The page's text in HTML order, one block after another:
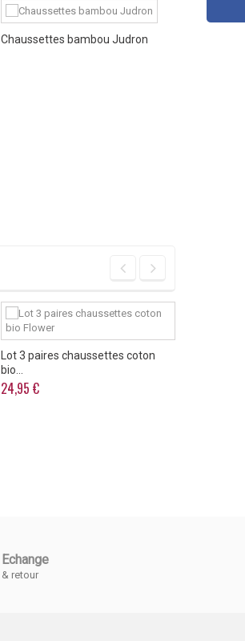
Chaussettes bambou Judron
Lot 3 paires chaussettes coton
bio...
24,95 €
Echange
& retour